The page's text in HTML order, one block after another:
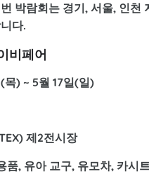
박람회는 경기, 서울, 인
다.
비페어
목) ~ 5월 17일(일)
제2전시장
품, 유아 교구, 유모차, 카시